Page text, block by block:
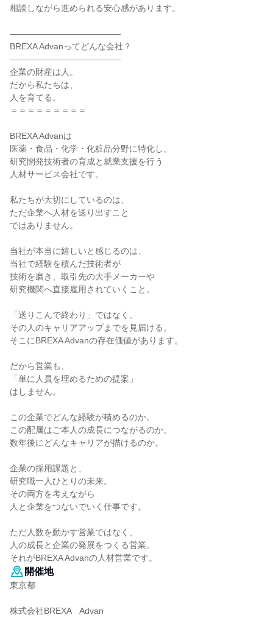
相談しながら進められる安心感があります。
―――――――――――――
BREXA Advanってどんな会社？
―――――――――――――
企業の財産は人。
だから私たちは、
人を育てる。
＝＝＝＝＝＝＝＝＝
BREXA Advanは
医薬・食品・化学・化粧品分野に特化し、
研究開発技術者の育成と就業支援を行う
人材サービス会社です。
私たちが大切にしているのは、
ただ企業へ人材を送り出すこと
ではありません。
当社が本当に嬉しいと感じるのは、
当社で経験を積んだ技術者が
技術を磨き、取引先の大手メーカーや
研究機関へ直接雇用されていくこと。
「送りこんで終わり」ではなく、
その人のキャリアアップまでを見届ける。
そこにBREXA Advanの存在価値があります。
だから営業も、
「単に人員を埋めるための提案」
はしません。
この企業でどんな経験が積めるのか。
この配属はご本人の成長につながるのか。
数年後にどんなキャリアが描けるのか。
企業の採用課題と、
研究職一人ひとりの未来。
その両方を考えながら
人と企業をつないでいく仕事です。
ただ人数を動かす営業ではなく、
人の成長と企業の発展をつくる営業。
それがBREXA Advanの人材営業です。
開催地
東京都
株式会社BREXA Advan